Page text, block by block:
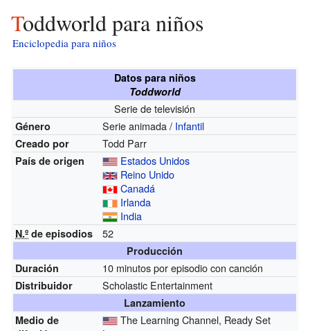
Toddworld para niños
Enciclopedia para niños
Datos para niños
Toddworld
Serie de televisión
Género Serie animada / Infantil
Creado por Todd Parr
País de origen
Estados Unidos
Reino Unido
Canadá
Irlanda
India
N.º de episodios 52
Producción
Duración
10 minutos por episodio con canción
Distribuidor Scholastic Entertainment
Lanzamiento
Medio de
The Learning Channel, Ready Set